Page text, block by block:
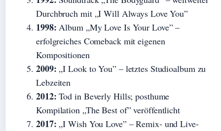
Durchbruch mit „I Will Always Love You”
1998: Album „My Love Is Your Love” –
erfolgreiches Comeback mit eigenen
Kompositionen
2009: „I Look to You” – letztes Studioalbum zu
Lebzeiten
2012: Tod in Beverly Hills; posthume
Kompilation „The Best of” veröffentlicht
2017: „I Wish You Love” – Remix- und Live-